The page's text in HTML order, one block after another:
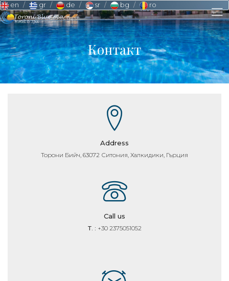
en gr de sr bg ro
Контакт
Address
Торони Бийч, 63072 Ситония, Халкидики, Гърция
Call us
T. : +30 2375051052